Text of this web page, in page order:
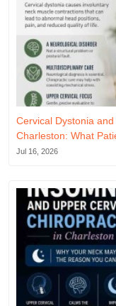
Cervical Dystonia
Charleston: What
Jul 16, 2026